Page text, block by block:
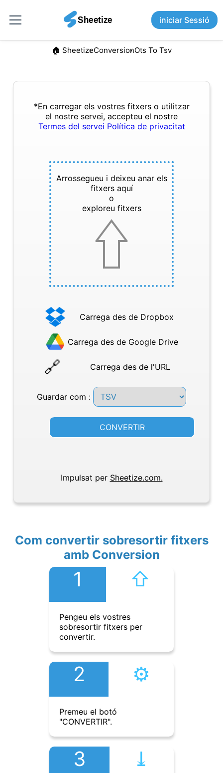
iniciar Sessió
🏠︎ SheetizeConversionOts To Tsv
*En carregar els vostres fitxers o utilitzar
el nostre servei, accepteu el nostre
Termes del servei Política de privacitat
Arrossegueu i deixeu anar els
fitxers aquí
o
exploreu fitxers
Carrega des de Dropbox
Carrega des de Google Drive
Carrega des de l'URL
Guardar com :
CONVERTIR
Impulsat per Sheetize.com.
Com convertir sobresortir fitxers
amb Conversion
1 ⇧︎
Pengeu els vostres
sobresortir fitxers per
convertir.
2 ⚙︎
Premeu el botó
"CONVERTIR".
3 ⤓︎